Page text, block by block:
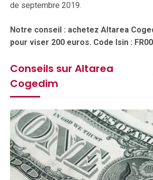
de septembre 2019.
Notre conseil : achetez Altarea
pour viser 200 euros. Code Isin :
Conseils sur Altarea
Cogedim